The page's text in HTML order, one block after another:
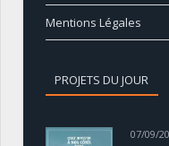
Mentions Légales
PROJETS DU JOUR
07/09/